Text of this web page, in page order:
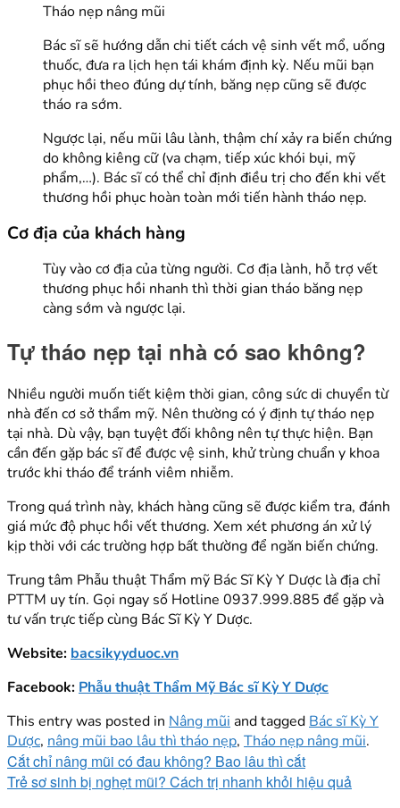
Tháo nẹp nâng mũi
Bác sĩ sẽ hướng dẫn chi tiết cách vệ sinh vết mổ, uống
thuốc, đưa ra lịch hẹn tái khám định kỳ. Nếu mũi bạn
phục hồi theo đúng dự tính, băng nẹp cũng sẽ được
tháo ra sớm.
Ngược lại, nếu mũi lâu lành, thậm chí xảy ra biến chứng
do không kiêng cữ (va chạm, tiếp xúc khói bụi, mỹ
phẩm,…). Bác sĩ có thể chỉ định điều trị cho đến khi vết
thương hồi phục hoàn toàn mới tiến hành tháo nẹp.
Cơ địa của khách hàng
Tùy vào cơ địa của từng người. Cơ địa lành, hỗ trợ vết
thương phục hồi nhanh thì thời gian tháo băng nẹp
càng sớm và ngược lại.
Tự tháo nẹp tại nhà có sao không?
Nhiều người muốn tiết kiệm thời gian, công sức di chuyển từ
nhà đến cơ sở thẩm mỹ. Nên thường có ý định tự tháo nẹp
tại nhà. Dù vậy, bạn tuyệt đối không nên tự thực hiện. Bạn
cần đến gặp bác sĩ để được vệ sinh, khử trùng chuẩn y khoa
trước khi tháo để tránh viêm nhiễm.
Trong quá trình này, khách hàng cũng sẽ được kiểm tra, đánh
giá mức độ phục hồi vết thương. Xem xét phương án xử lý
kịp thời với các trường hợp bất thường để ngăn biến chứng.
Trung tâm Phẫu thuật Thẩm mỹ Bác Sĩ Kỳ Y Dược là địa chỉ
PTTM uy tín. Gọi ngay số Hotline 0937.999.885 để gặp và
tư vấn trực tiếp cùng Bác Sĩ Kỳ Y Dược.
Website: bacsikyyduoc.vn
Facebook: Phẫu thuật Thẩm Mỹ Bác sĩ Kỳ Y Dược
This entry was posted in Nâng mũi and tagged Bác sĩ Kỳ Y
Dược, nâng mũi bao lâu thì tháo nẹp, Tháo nẹp nâng mũi.
Cắt chỉ nâng mũi có đau không? Bao lâu thì cắt
Trẻ sơ sinh bị nghẹt mũi? Cách trị nhanh khỏi hiệu quả